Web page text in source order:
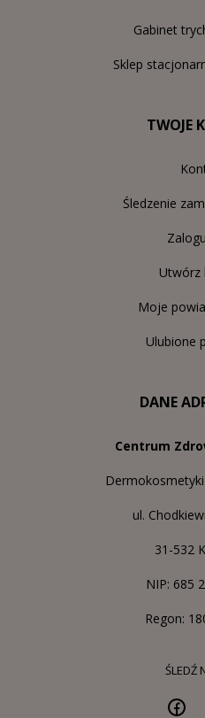
Gabinet
Sklep
TWOJE
Śledzenie
Utwórz
Moje
Ulubione
DANE
Centrum
ul.
31-532
NIP: 685
Regon:
ŚLEDŹ